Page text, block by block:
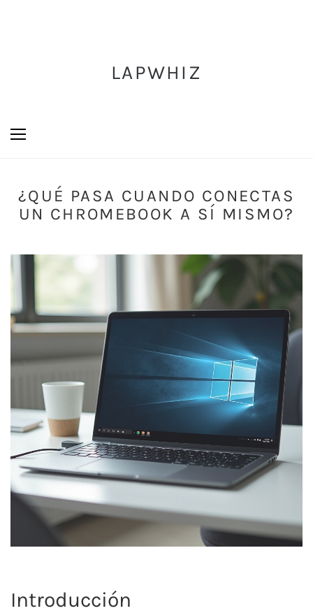
LAPWHIZ
¿QUÉ PASA CUANDO CONECTAS
UN CHROMEBOOK A SÍ MISMO?
Introducción